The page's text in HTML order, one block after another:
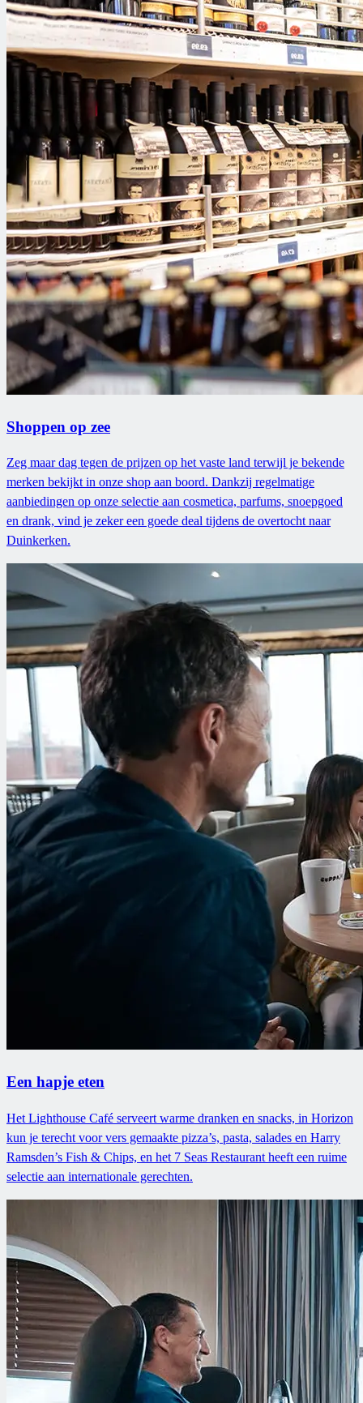
Shoppen op zee
Zeg maar dag tegen de prijzen op het vaste land terwijl je bekende
merken bekijkt in onze shop aan boord. Dankzij regelmatige
aanbiedingen op onze selectie aan cosmetica, parfums, snoepgoed
en drank, vind je zeker een goede deal tijdens de overtocht naar
Duinkerken.
Een hapje eten
Het Lighthouse Café serveert warme dranken en snacks, in Horizon
kun je terecht voor vers gemaakte pizza’s, pasta, salades en Harry
Ramsden’s Fish & Chips, en het 7 Seas Restaurant heeft een ruime
selectie aan internationale gerechten.